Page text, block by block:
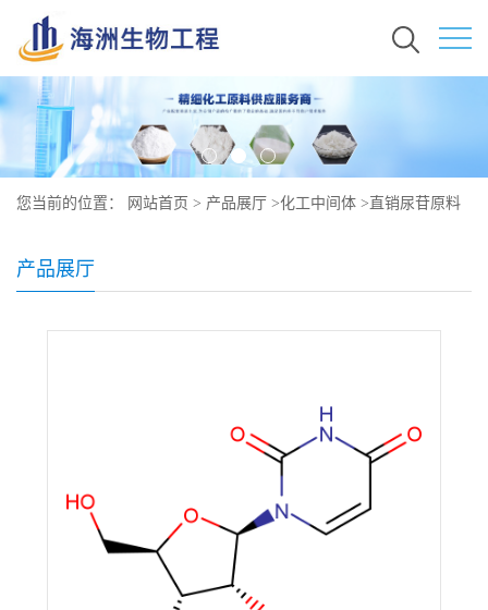
您当前的位置： 网站首页 > 产品展厅 >化工中间体 > 直销尿苷原料
产品展厅